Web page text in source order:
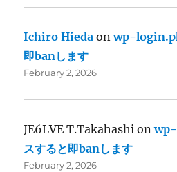
Ichiro Hieda onwp-
即banします
February 2, 2026
JE6LVE T.Takahashi on
スすると即banします
February 2, 2026